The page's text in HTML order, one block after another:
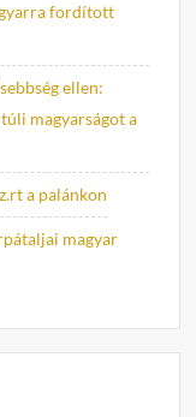
fordított
ellen:
magyarságot a
a palánkon
magyar